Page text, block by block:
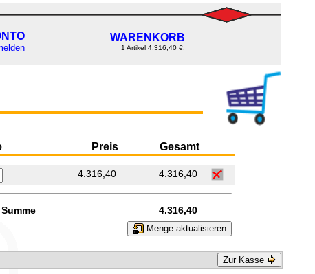
WARENKORB
1 Artikel 4.316,40 €.
Preis Gesamt
4.316,40 4.316,40
Summe 4.316,40
Menge aktualisieren
Zur Kasse